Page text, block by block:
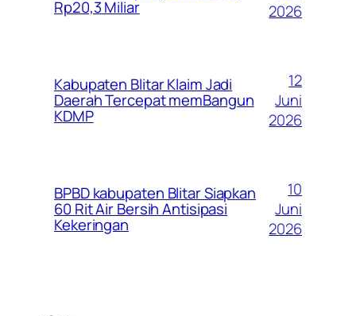
Rp20,3 Miliar
2026
Kabupaten Blitar Klaim Jadi
Daerah Tercepat memBangun
KDMP
12
Juni
2026
BPBD kabupaten Blitar Siapkan
60 Rit Air Bersih Antisipasi
Kekeringan
10
Juni
2026